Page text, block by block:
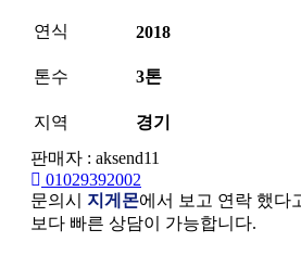
연식 2018
톤수 3톤
지역
경기
판매자 : aksend11
01029392002
문의시 지게몬에서 보고 연락 했다
보다 빠른 상담이 가능합니다.